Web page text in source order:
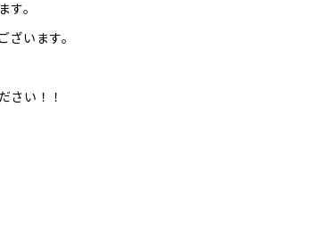
。
います。
さい！！